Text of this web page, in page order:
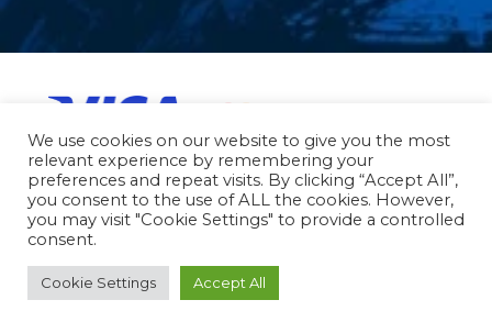
We use cookies on our website to give you the most
relevant experience by remembering your
preferences and repeat visits. By clicking “Accept All”,
you consent to the use of ALL the cookies. However,
you may visit "Cookie Settings" to provide a controlled
consent.
Cookie Settings Accept All